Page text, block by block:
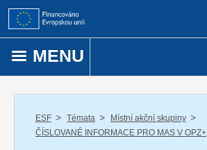
Přejít k obsahu
MENU
ESF / Témata / Místní akční skupiny /
ČÍSLOVANÉ INFORMACE PRO MAS V OPZ+